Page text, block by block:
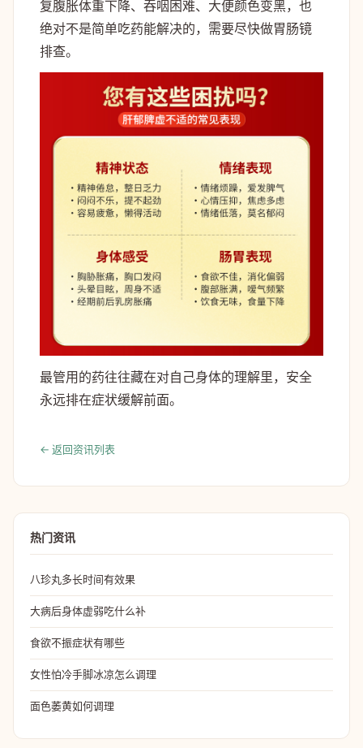
复腹胀体重下降、吞咽困难、大便颜色变黑，也
绝对不是简单吃药能解决的，需要尽快做胃肠镜
排查。
最管用的药往往藏在对自己身体的理解里，安全
永远排在症状缓解前面。
← 返回资讯列表
热门资讯
八珍丸多长时间有效果
大病后身体虚弱吃什么补
食欲不振症状有哪些
女性怕冷手脚冰凉怎么调理
面色萎黄如何调理